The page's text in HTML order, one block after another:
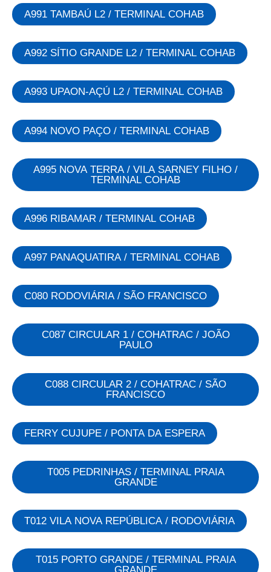
A991 TAMBAÚ L2 / TERMINAL COHAB
A992 SÍTIO GRANDE L2 / TERMINAL COHAB
A993 UPAON-AÇÚ L2 / TERMINAL COHAB
A994 NOVO PAÇO / TERMINAL COHAB
A995 NOVA TERRA / VILA SARNEY FILHO /
TERMINAL COHAB
A996 RIBAMAR / TERMINAL COHAB
A997 PANAQUATIRA / TERMINAL COHAB
C080 RODOVIÁRIA / SÃO FRANCISCO
C087 CIRCULAR 1 / COHATRAC / JOÃO
PAULO
C088 CIRCULAR 2 / COHATRAC / SÃO
FRANCISCO
FERRY CUJUPE / PONTA DA ESPERA
T005 PEDRINHAS / TERMINAL PRAIA
GRANDE
T012 VILA NOVA REPÚBLICA / RODOVIÁRIA
T015 PORTO GRANDE / TERMINAL PRAIA